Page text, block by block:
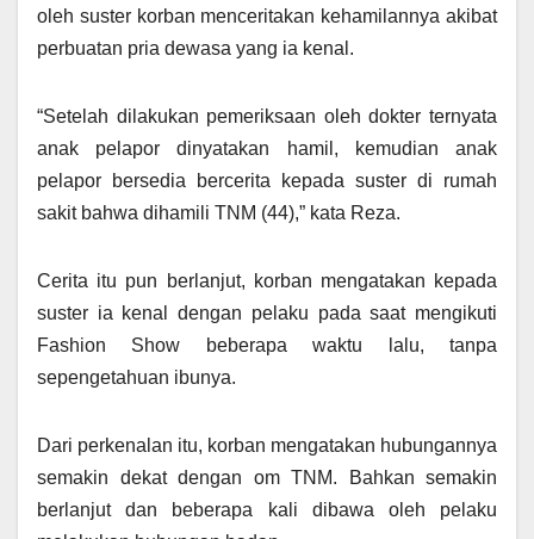
oleh suster korban menceritakan kehamilannya akibat
perbuatan pria dewasa yang ia kenal.
“Setelah dilakukan pemeriksaan oleh dokter ternyata
anak pelapor dinyatakan hamil, kemudian anak
pelapor bersedia bercerita kepada suster di rumah
sakit bahwa dihamili TNM (44),” kata Reza.
Cerita itu pun berlanjut, korban mengatakan kepada
suster ia kenal dengan pelaku pada saat mengikuti
Fashion Show beberapa waktu lalu, tanpa
sepengetahuan ibunya.
Dari perkenalan itu, korban mengatakan hubungannya
semakin dekat dengan om TNM. Bahkan semakin
berlanjut dan beberapa kali dibawa oleh pelaku